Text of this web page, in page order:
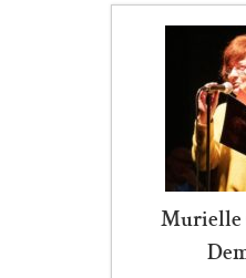
Murielle